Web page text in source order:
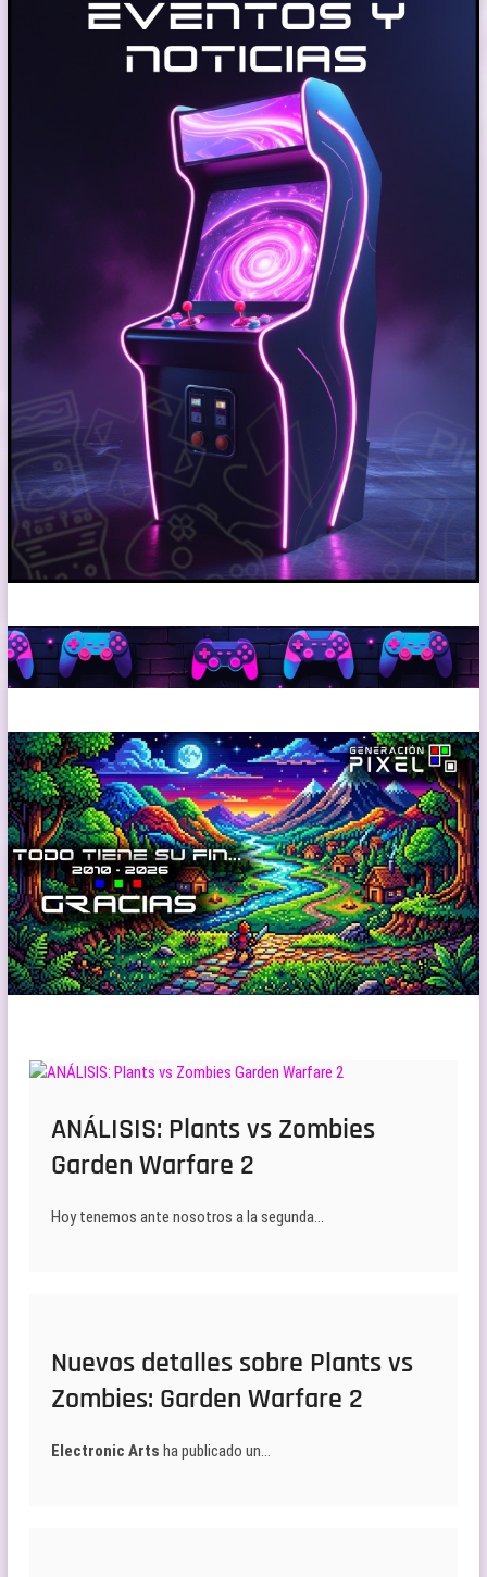
ANÁLISIS: Plants vs Zombies
Garden Warfare 2
Hoy tenemos ante nosotros a la segunda…
Nuevos detalles sobre Plants vs
Zombies: Garden Warfare 2
Electronic Arts ha publicado un…